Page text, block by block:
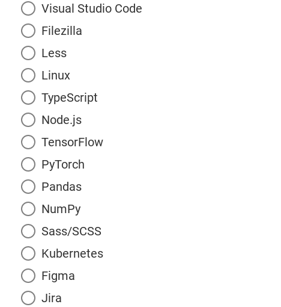
Visual Studio Code
Filezilla
Less
Linux
TypeScript
Node.js
TensorFlow
PyTorch
Pandas
NumPy
Sass/SCSS
Kubernetes
Figma
Jira